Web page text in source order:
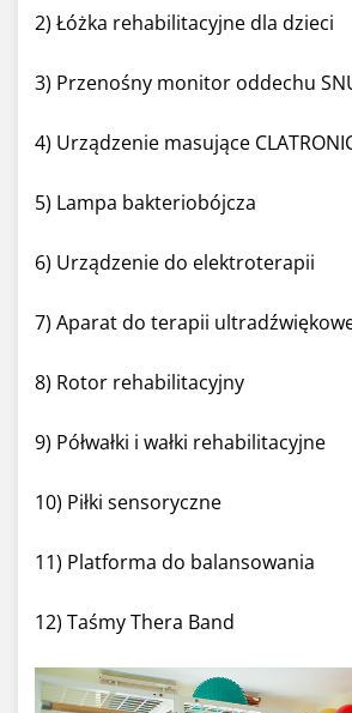
2) Łóżka rehabilitacyjne dla
3) Przenośny monitor oddechu
4) Urządzenie masujące
5) Lampa bakteriobójcza
6) Urządzenie do elektroterapii
7) Aparat do terapii
8) Rotor rehabilitacyjny
9) Półwałki i wałki rehabilitacyjne
10) Piłki sensoryczne
11) Platforma do balansowania
12) Taśmy Thera Band